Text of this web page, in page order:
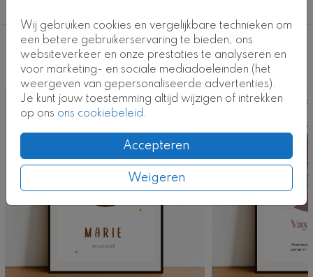
Wij gebruiken cookies en vergelijkbare technieken om
een betere gebruikerservaring te bieden, ons
websiteverkeer en onze prestaties te analyseren en
voor marketing- en sociale mediadoeleinden (het
weergeven van gepersonaliseerde advertenties).
Je kunt jouw toestemming altijd wijzigen of intrekken
op ons ons cookiebeleid.
Accepteren
Weigeren
Productcode: FD-GP-0013
Deze ontwerpen vind je misschien ook
leuk
Poster